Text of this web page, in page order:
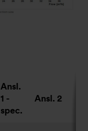
Ansl.
1 -
spec.
Ansl. 2